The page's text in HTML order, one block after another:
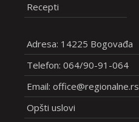
Recepti
Adresa: 14225 Bogovađa
Telefon: 064/90-91-064
Email: office@regionalne.rs
Opšti uslovi